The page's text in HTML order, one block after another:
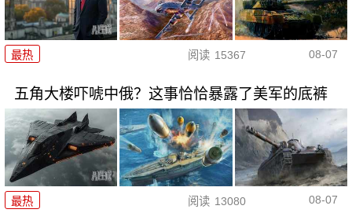
最热 阅读 15367 08-07
五角大楼吓唬中俄？这事恰恰暴露了美军的底裤
最热 阅读 13080 08-07